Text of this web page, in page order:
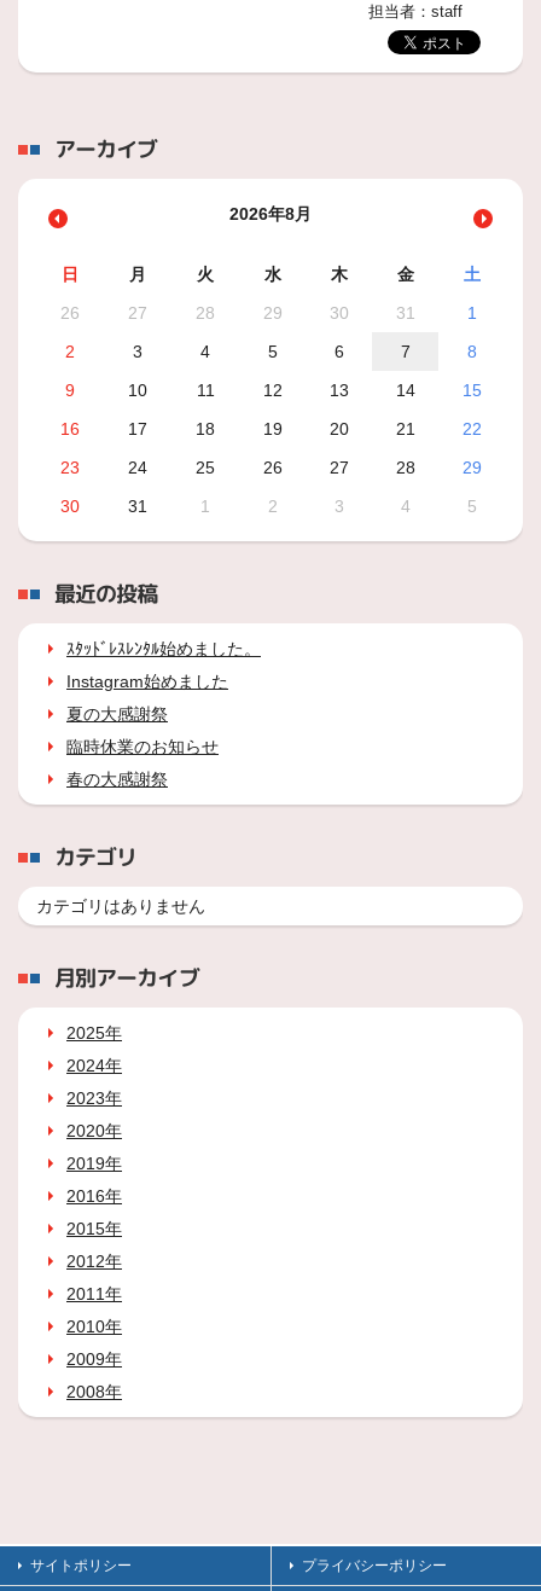
担当者：staff
アーカイブ
2026年8月
日 月 火 水 木 金
土
26
27 28 29 30 31
1
2
3 4 5 6 7
8
9
10 11 12 13 14
15
16
17 18 19 20 21
22
23
24 25 26 27 28
29
30
31 1 2 3 4 5
最近の投稿
ｽﾀｯﾄﾞﾚｽﾚﾝﾀﾙ始めました。
Instagram始めました
夏の大感謝祭
臨時休業のお知らせ
春の大感謝祭
カテゴリ
カテゴリはありません
月別アーカイブ
2025年
2024年
2023年
2020年
2019年
2016年
2015年
2012年
2011年
2010年
2009年
2008年
サイトポリシー プライバシーポリシー